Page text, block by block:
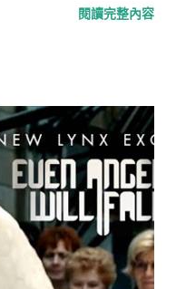
。提案，我們沒有收到任
天，台灣還存有如此明目
的公司，這已經不是
News 記者：彭夢竺 。
閱讀完整內容